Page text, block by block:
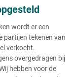
bij verkoop huis
verkoop huis België
berekenen verkoop
via notaris kosten
verkoop huis
kosten koper voor de
wordt er een
partijen tekenen van
verkocht.
overgedragen bij
hebben voor de